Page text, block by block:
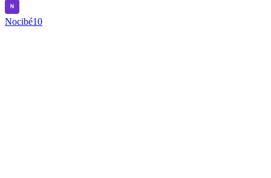
Nocibé10